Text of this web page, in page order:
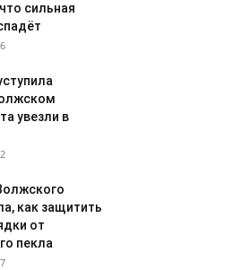
сильная
увезли в
как защитить
от
пекла